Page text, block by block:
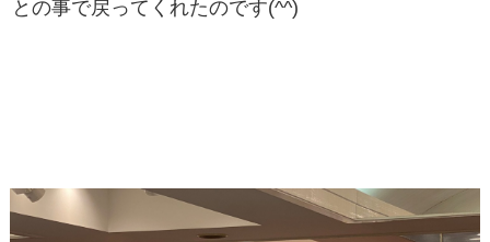
との事で戻ってくれたのです(^^)